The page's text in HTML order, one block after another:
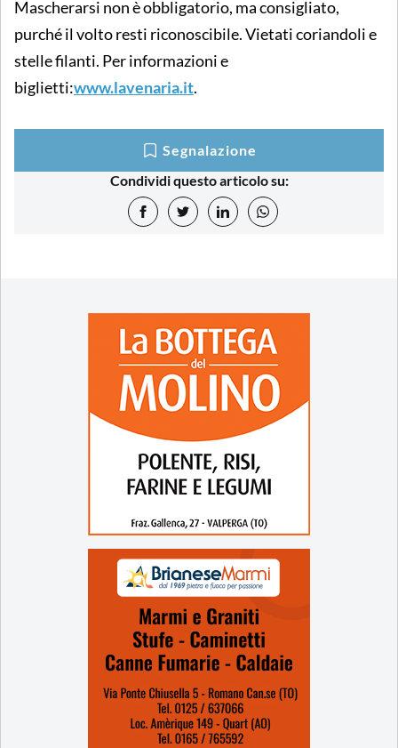
Mascherarsi non è obbligatorio, ma consigliato,
purché il volto resti riconoscibile. Vietati coriandoli e
stelle filanti. Per informazioni e
biglietti:www.lavenaria.it.
Segnalazione
Condividi questo articolo su: